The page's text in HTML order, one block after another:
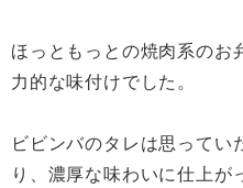
ほっともっとの焼肉系のお
力的な味付けでした。
ビビンバのタレは思ってい
り、濃厚な味わいに仕上が